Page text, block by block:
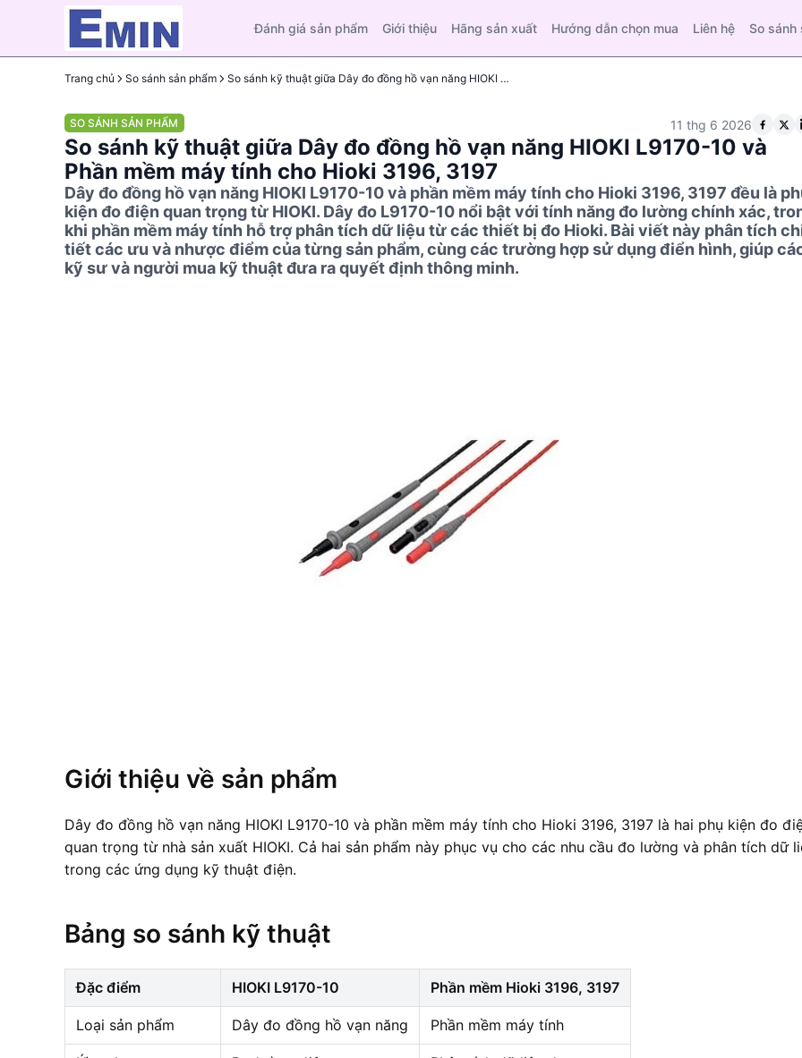
Đánh giá sản phẩm Giới thiệu Hãng sản xuất Hướng dẫn chọn mua Liên hệ So sánh
Trang chủ So sánh sản phẩm So sánh kỹ thuật giữa Dây đo đồng hồ vạn năng HIOKI L9170-10 và Phần mềm máy tính cho Hioki 3196, 3197
SO SÁNH SẢN PHẨM 11 thg 6 2026
So sánh kỹ thuật giữa Dây đo đồng hồ vạn năng HIOKI L9170-10 và
Phần mềm máy tính cho Hioki 3196, 3197
Dây đo đồng hồ vạn năng HIOKI L9170-10 và phần mềm máy tính cho Hioki 3196, 3197 đều là
kiện đo điện quan trọng từ HIOKI. Dây đo L9170-10 nổi bật với tính năng đo lường chính xác,
khi phần mềm máy tính hỗ trợ phân tích dữ liệu từ các thiết bị đo Hioki. Bài viết này phân tích
tiết các ưu và nhược điểm của từng sản phẩm, cùng các trường hợp sử dụng điển hình, giúp
kỹ sư và người mua kỹ thuật đưa ra quyết định thông minh.
Giới thiệu về sản phẩm
Dây đo đồng hồ vạn năng HIOKI L9170-10 và phần mềm máy tính cho Hioki 3196, 3197 là hai phụ kiện đo
quan trọng từ nhà sản xuất HIOKI. Cả hai sản phẩm này phục vụ cho các nhu cầu đo lường và phân tích dữ
trong các ứng dụng kỹ thuật điện.
Bảng so sánh kỹ thuật
Đặc điểm HIOKI L9170-10 Phần mềm Hioki 3196, 3197
Loại sản phẩm Dây đo đồng hồ vạn năng Phần mềm máy tính